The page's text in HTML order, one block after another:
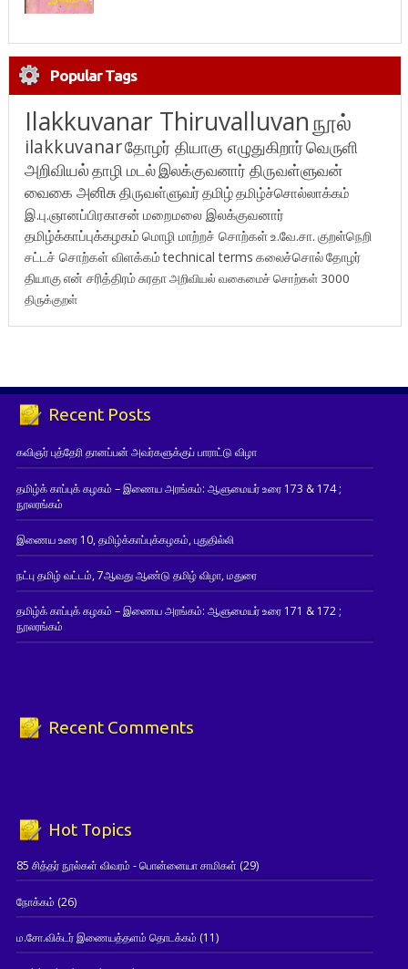
Popular Tags
Ilakkuvanar Thiruvalluvanநூல்
ilakkuvanarதோழர் தியாகு எழுதுகிறார்வெருளி
அறிவியல்தாழி மடல்இலக்குவனார் திருவள்ளுவன்
வைகை அனிசுதிருவள்ளுவர்தமிழ்தமிழ்ச்சொல்லாக்கம்
இ.பு.ஞானப்பிரகாசன் மறைமலை இலக்குவனார்
தமிழ்க்காப்புக்கழகம் மொழி மாற்றச் சொற்கள்உ.வே.சா. குறள்நெறி
சட்டச் சொற்கள் விளக்கம்technical terms கலைச்சொல்தோழர்
தியாகுஎன் சரித்திரம்சுரதாஅறிவியல் வகைமைச் சொற்கள் 3000
திருக்குறள்
Recent Posts
கவிஞர் புத்தேரி தானப்பன் அவர்களுக்குப் பாராட்டு விழா
தமிழ்க் காப்புக் கழகம் – இணைய அரங்கம்: ஆளுமையர் உரை 173 & 174 ;
நூலரங்கம்
இணைய உரை 10, தமிழ்க்காப்புக்கழகம், புதுதில்லி
நட்பு தமிழ் வட்டம், 7ஆவது ஆண்டு தமிழ் விழா, மதுரை
தமிழ்க் காப்புக் கழகம் – இணைய அரங்கம்: ஆளுமையர் உரை 171 & 172 ;
நூலரங்கம்
Recent Comments
Hot Topics
85 சித்தர் நூல்கள் விவரம் - பொன்னையா சாமிகள் (29)
நோக்கம் (26)
ம.சோ.விக்டர் இணையத்தளம் தொடக்கம் (11)